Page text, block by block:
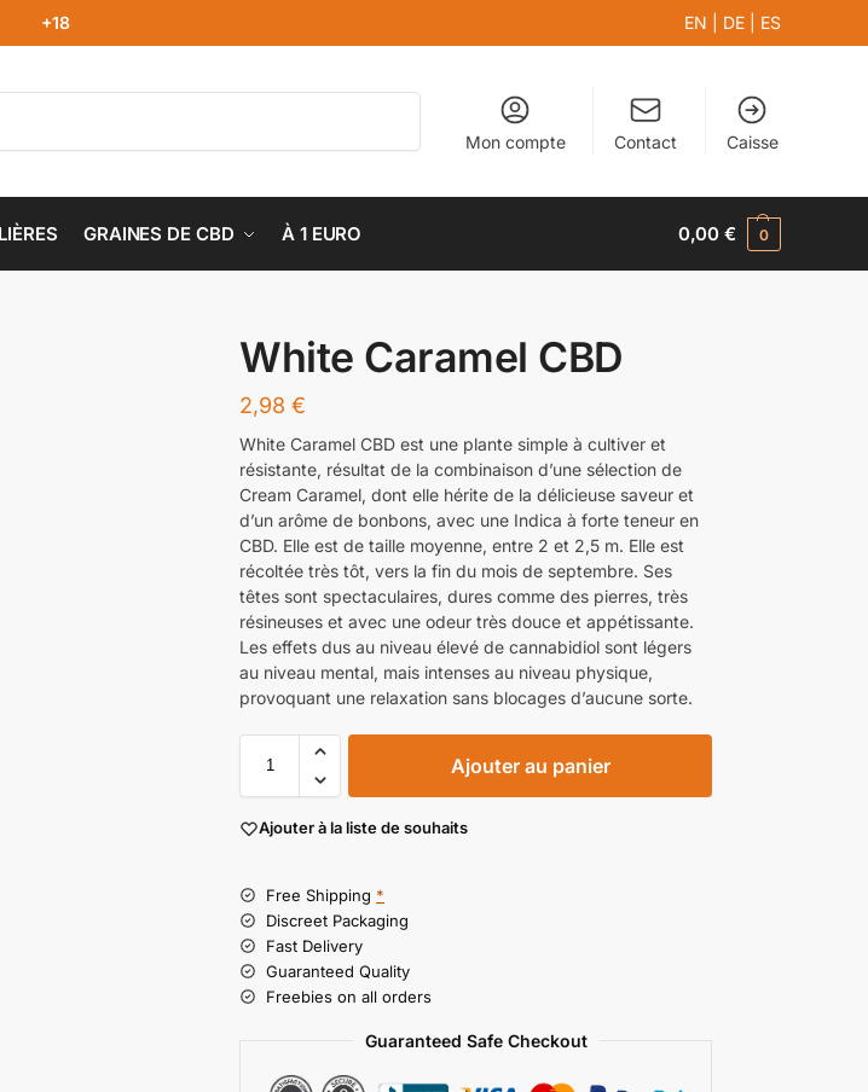
+18 EN DE ES
Mon compte Contact Caisse
GRAINES DE CBD À 1 EURO 0,00€ 0
White Caramel CBD
2,98€
White Caramel CBD est une plante simple à cultiver et
résistante, résultat de la combinaison d’une sélection de
Cream Caramel, dont elle hérite de la délicieuse saveur et
d’un arôme de bonbons, avec une Indica à forte teneur en
CBD. Elle est de taille moyenne, entre 2 et 2,5 m. Elle est
récoltée très tôt, vers la fin du mois de septembre. Ses
têtes sont spectaculaires, dures comme des pierres, très
résineuses et avec une odeur très douce et appétissante.
Les effets dus au niveau élevé de cannabidiol sont légers
au niveau mental, mais intenses au niveau physique,
provoquant une relaxation sans blocages d’aucune sorte.
Ajouter au panier
Ajouter à la liste de souhaits
Free Shipping *
Discreet Packaging
Fast Delivery
Guaranteed Quality
Freebies on all orders
Guaranteed Safe Checkout